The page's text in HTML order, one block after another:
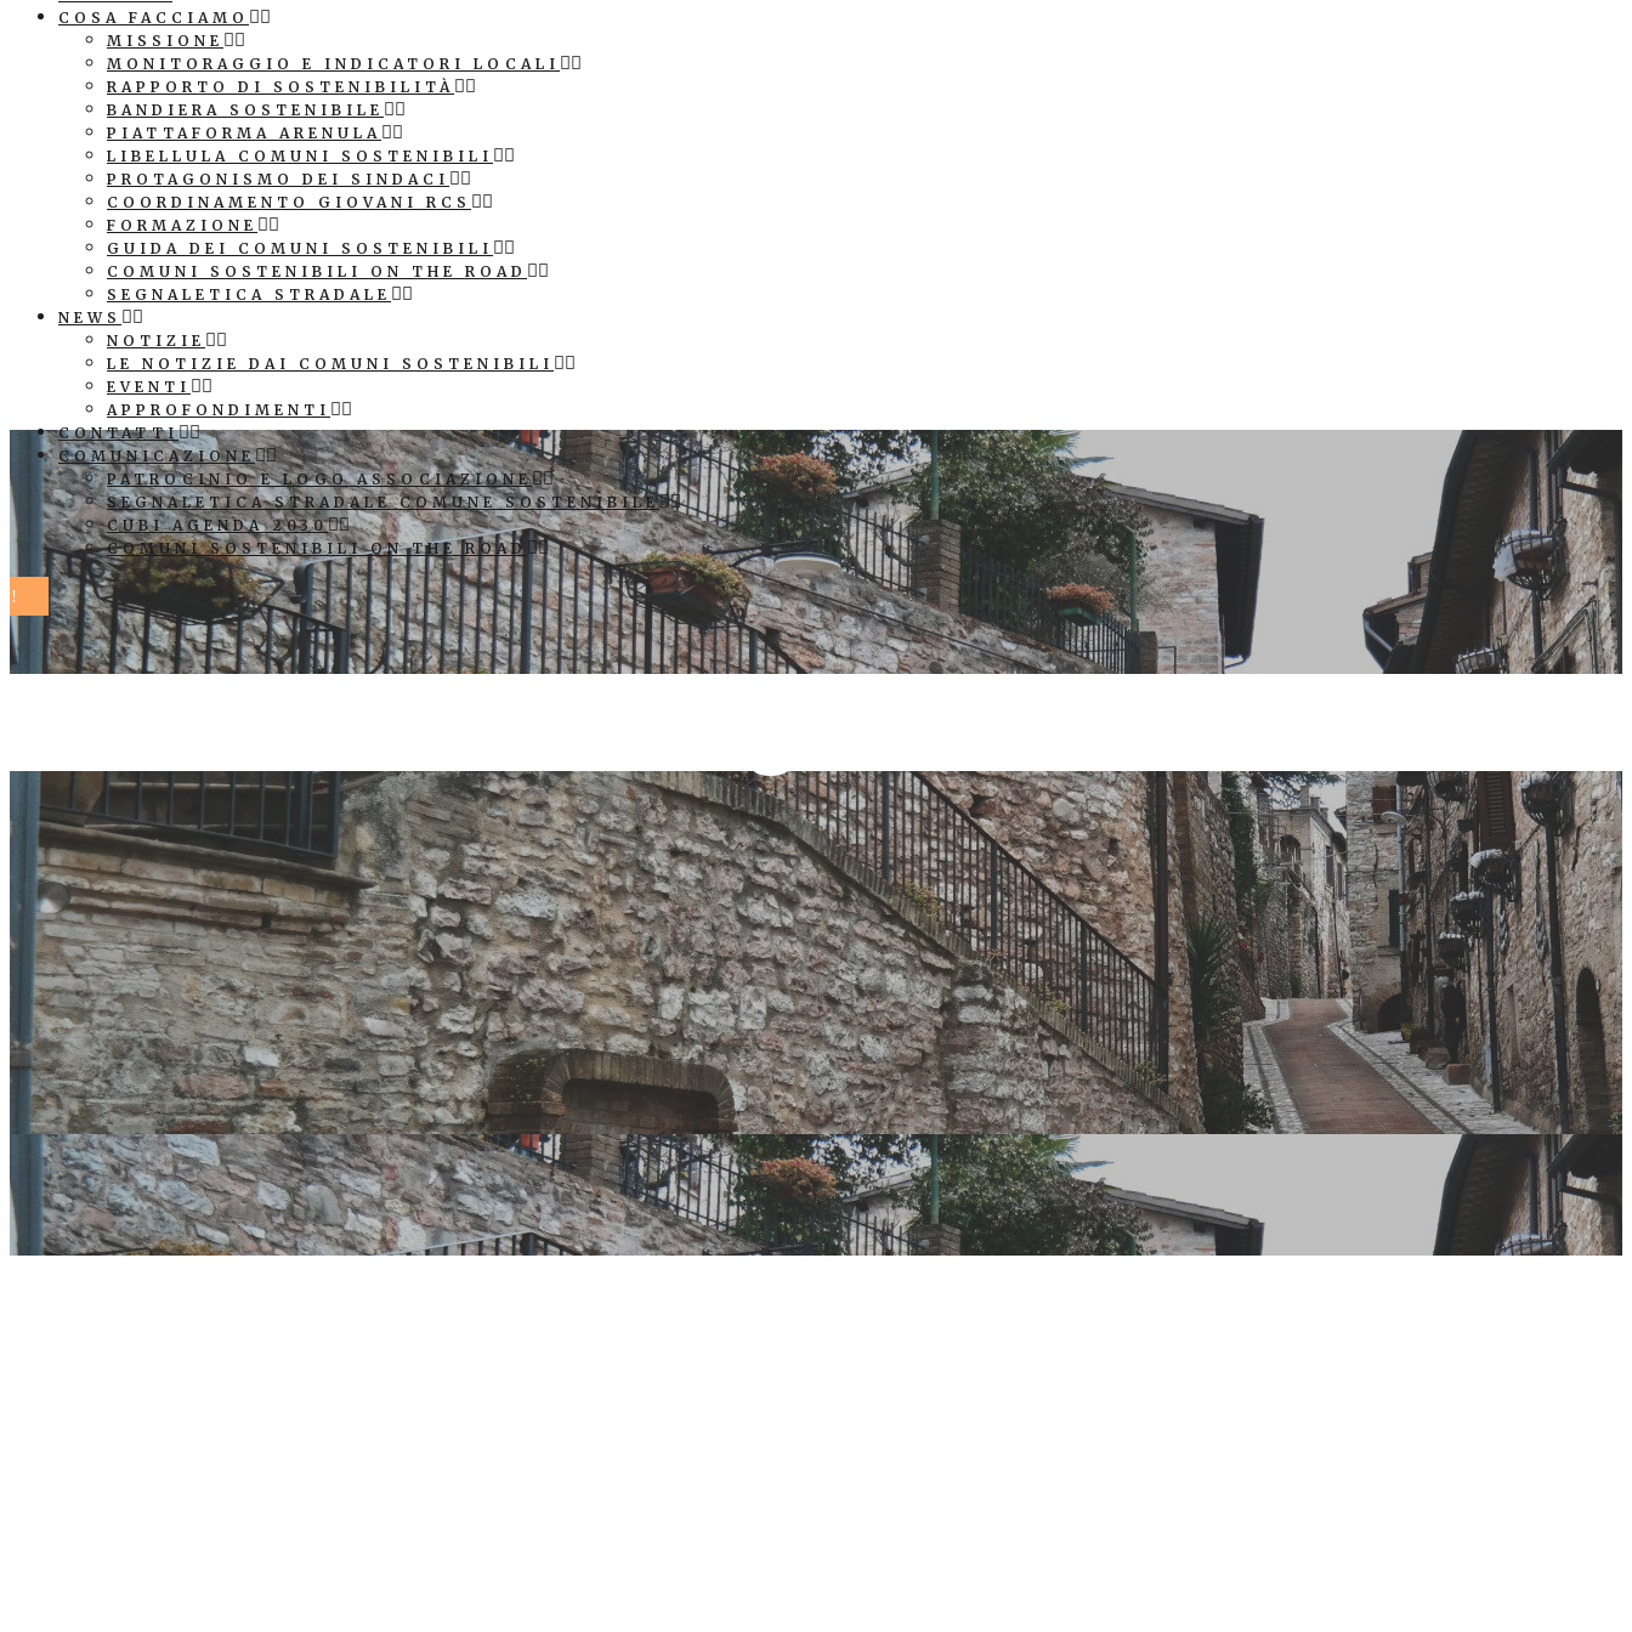
COSA FACCIAMO
MISSIONE
MONITORAGGIO E INDICATORI LOCALI
RAPPORTO DI SOSTENIBILITÀ
BANDIERA SOSTENIBILE
PIATTAFORMA ARENULA
LIBELLULA COMUNI SOSTENIBILI
PROTAGONISMO DEI SINDACI
COORDINAMENTO GIOVANI RCS
FORMAZIONE
GUIDA DEI COMUNI SOSTENIBILI
COMUNI SOSTENIBILI ON THE ROAD
SEGNALETICA STRADALE
NEWS
NOTIZIE
LE NOTIZIE DAI COMUNI SOSTENIBILI
EVENTI
APPROFONDIMENTI
CONTATTI
COMUNICAZIONE
PATROCINIO E LOGO ASSOCIAZIONE
SEGNALETICA STRADALE COMUNE SOSTENIBILE
CUBI AGENDA 2030
COMUNI SOSTENIBILI ON THE ROAD